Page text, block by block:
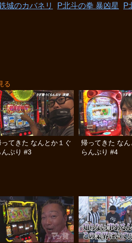
城のカバネリ P北斗の拳 暴凶星 P
る
ってきた なんとか１ぐ
んぷり #3
帰ってきた な
らんぷり #4